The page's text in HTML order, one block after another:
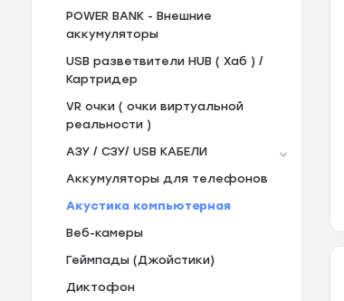
POWER BANK - Внешние
аккумуляторы
USB разветвители HUB ( Хаб ) /
Картридер
VR очки ( очки виртуальной
реальности )
АЗУ / СЗУ/ USB KAБЕЛИ
Аккумуляторы для телефонов
Акустика компьютерная
Веб-камеры
Геймпады (Джойстики)
Диктофон